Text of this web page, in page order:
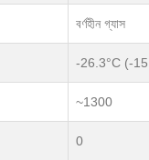
বর্ণহীন গ্যাস
-26.3°C (-
~1300
0